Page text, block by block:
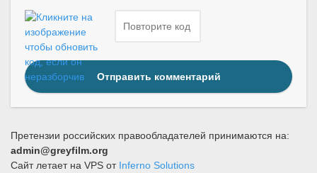
Отправить комментарий
Претензии российских правообладателей принимаются на:
admin@greyfilm.org
Сайт летает на VPS от Inferno Solutions